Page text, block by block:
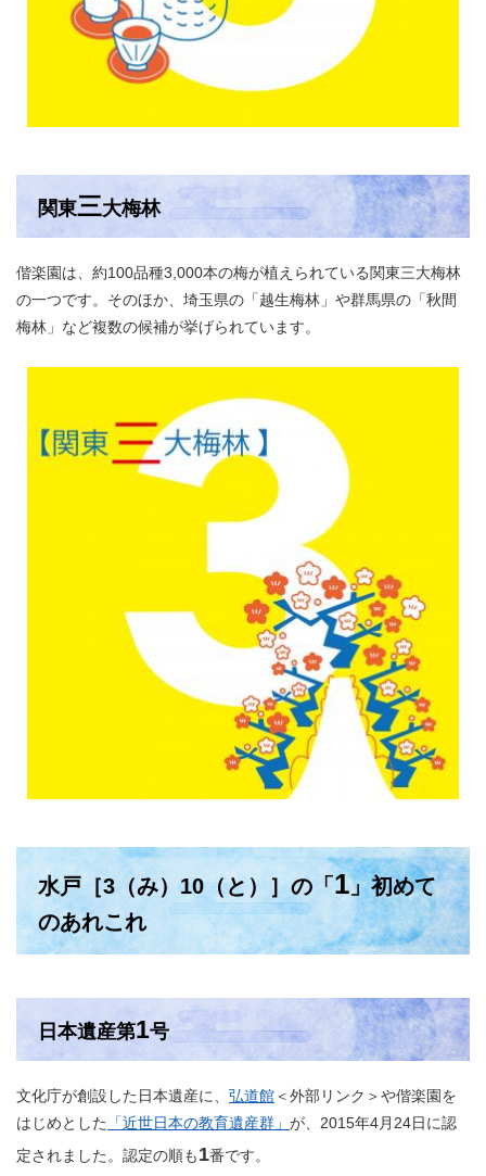
関東三大梅林
偕楽園は、約100品種3,000本の梅が植えられている関東三大梅林
の一つです。そのほか、埼玉県の「越生梅林」や群馬県の「秋間
梅林」など複数の候補が挙げられています。
水戸［3（み）10（と）］の「 1」初めて
のあれこれ
日本遺産第1号
文化庁が創設した日本遺産に、 弘道館＜外部リンク＞や偕楽園を
はじめとした
「近世日本の教育遺産群」 が、2015年4月24日に認
定されました。認定の順も1番です。